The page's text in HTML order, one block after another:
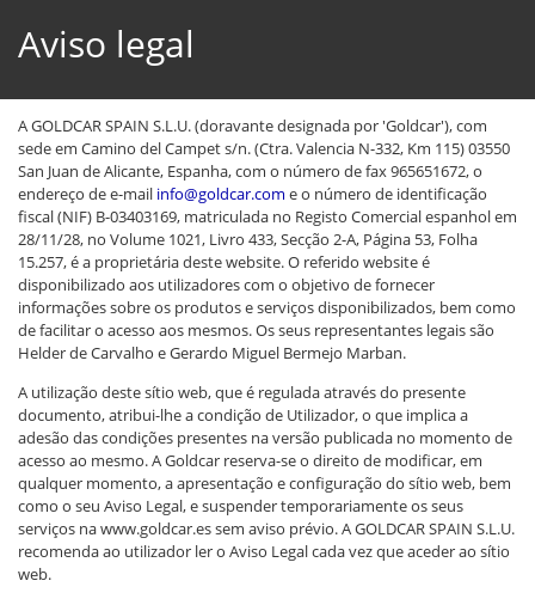
Aviso legal
A GOLDCAR SPAIN S.L.U. (doravante designada por 'Goldcar'), com
sede em Camino del Campet s/n. (Ctra. Valencia N-332, Km 115) 03550
San Juan de Alicante, Espanha, com o número de fax 965651672, o
endereço de e-mail info@goldcar.com e o número de identificação
fiscal (NIF) B-03403169, matriculada no Registo Comercial espanhol em
28/11/28, no Volume 1021, Livro 433, Secção 2-A, Página 53, Folha
15.257, é a proprietária deste website. O referido website é
disponibilizado aos utilizadores com o objetivo de fornecer
informações sobre os produtos e serviços disponibilizados, bem como
de facilitar o acesso aos mesmos. Os seus representantes legais são
Helder de Carvalho e Gerardo Miguel Bermejo Marban.
A utilização deste sítio web, que é regulada através do presente
documento, atribui-lhe a condição de Utilizador, o que implica a
adesão das condições presentes na versão publicada no momento de
acesso ao mesmo. A Goldcar reserva-se o direito de modificar, em
qualquer momento, a apresentação e configuração do sítio web, bem
como o seu Aviso Legal, e suspender temporariamente os seus
serviços na www.goldcar.es sem aviso prévio. A GOLDCAR SPAIN S.L.U.
recomenda ao utilizador ler o Aviso Legal cada vez que aceder ao sítio
web.